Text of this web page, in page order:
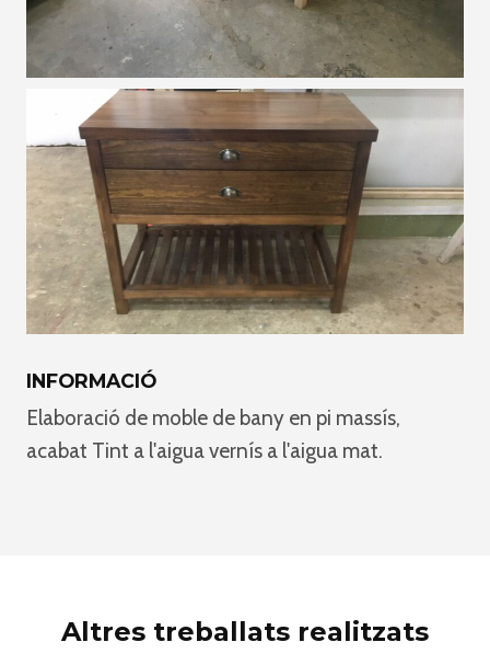
INFORMACIÓ
Elaboració de moble de bany en pi massís,
acabat Tint a l'aigua vernís a l'aigua mat.
Altres treballats realitzats